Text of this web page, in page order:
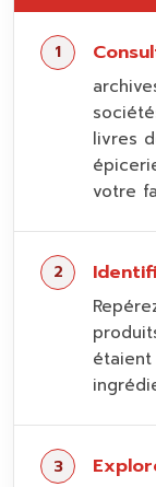
livres
votre
étaient